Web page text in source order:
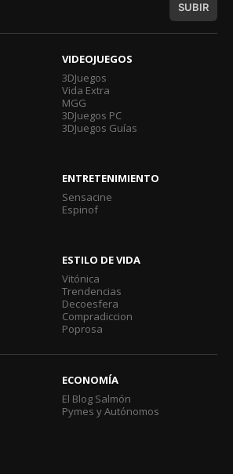
SUBIR
VIDEOJUEGOS
3DJuegos
Vida Extra
MGG
3DJuegos PC
3DJuegos Guías
ENTRETENIMIENTO
Sensacine
Espinof
ESTILO DE VIDA
Vitónica
Trendencias
Decoesfera
Compradiccion
Poprosa
ECONOMÍA
El Blog Salmón
Pymes y Autónomos